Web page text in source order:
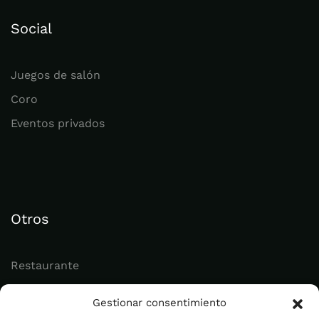
Gestionar consentimiento
Social
Juegos de salón
Coro
Eventos privados
Otros
Restaurante